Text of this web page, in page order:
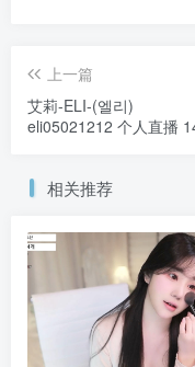
上一篇
艾莉-ELI-(엘리)
eli05021212 个人直播
相关推荐